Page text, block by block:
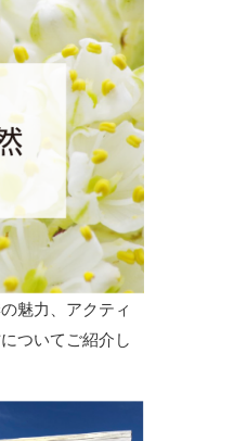
魅力、アクティ
ついてご紹介し